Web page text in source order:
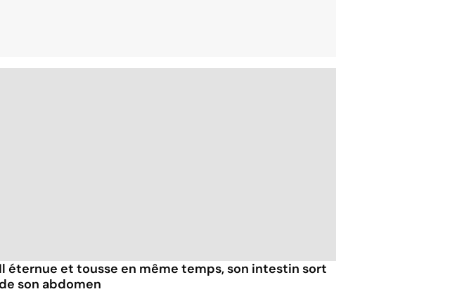
Il éternue et tousse en même temps, son intestin sort
de son abdomen